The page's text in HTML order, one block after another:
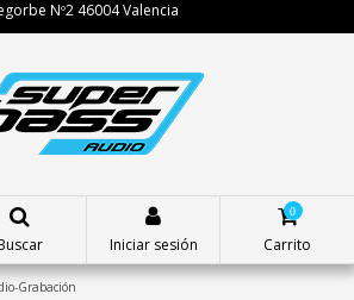
Nº2 46004 Valencia
Iniciar sesión
0
Carrito
Grabación